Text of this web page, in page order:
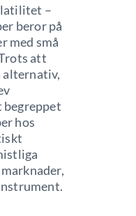
–
beror på
med små
att
alternativ,
hos